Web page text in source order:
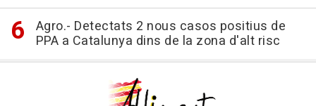
Agro.- Detectats 2 nous casos positius de
PPA a Catalunya dins de la zona d'alt risc